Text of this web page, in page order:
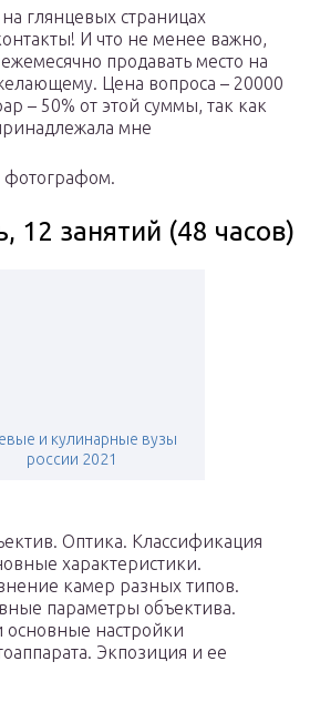
глянцевых страницах
И что не менее важно,
продавать место на
Цена вопроса – 20000
– 50% от этой суммы, так как
мне
фотографом.
12 занятий (48 часов)
и кулинарные вузы
россии 2021
Оптика. Классификация
характеристики.
камер разных типов.
параметры объектива.
настройки
Экпозиция и ее